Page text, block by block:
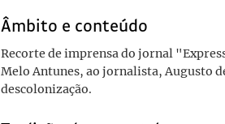
Âmbito e conteúdo
Recorte de imprensa do jornal
Melo Antunes, ao jornalista, Augusto
descolonização.